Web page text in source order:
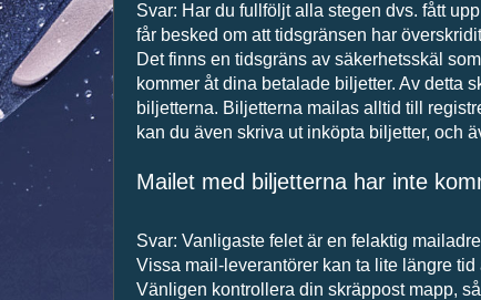
Svar: Har du fullföljt alla stegen dvs. fått
får besked om att tidsgränsen har
Det finns en tidsgräns av säkerhetsskäl
kommer åt dina betalade biljetter. Av detta
biljetterna. Biljetterna mailas alltid till
kan du även skriva ut inköpta biljetter, och
Mailet med biljetterna har inte
Svar: Vanligaste felet är en felaktig
Vissa mail-leverantörer kan ta lite längre tid
Vänligen kontrollera din skräppost mapp,